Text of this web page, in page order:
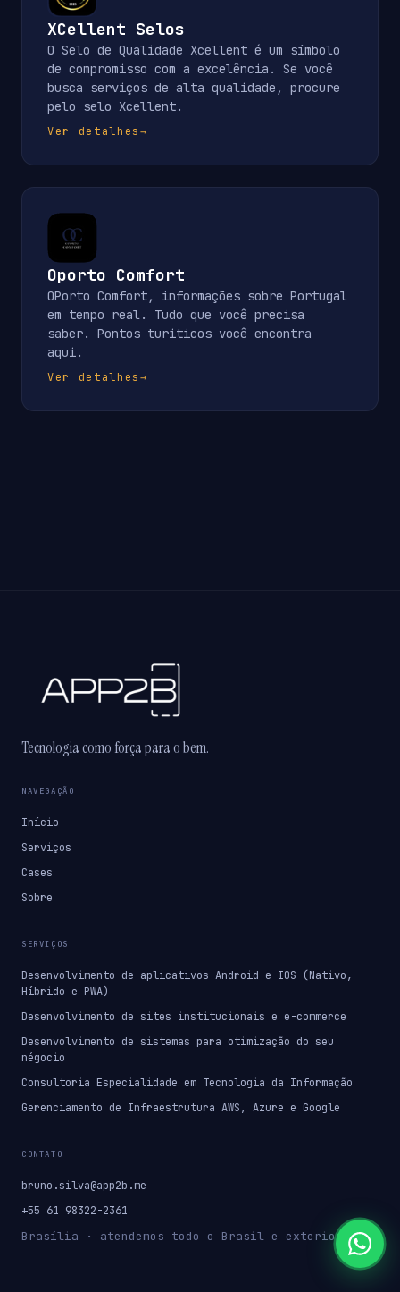
XCellent Selos
O Selo de Qualidade Xcellent é um símbolo
de compromisso com a excelência. Se você
busca serviços de alta qualidade, procure
pelo selo Xcellent.
Ver detalhes→
Oporto Comfort
OPorto Comfort, informações sobre Portugal
em tempo real. Tudo que você precisa
saber. Pontos turiticos você encontra
aqui.
Ver detalhes→
Tecnologia como força para o bem.
NAVEGAÇÃO
Início
Serviços
Cases
Sobre
SERVIÇOS
Desenvolvimento de aplicativos Android e IOS (Nativo,
Híbrido e PWA)
Desenvolvimento de sites institucionais e e-commerce
Desenvolvimento de sistemas para otimização do seu
négocio
Consultoria Especialidade em Tecnologia da Informação
Gerenciamento de Infraestrutura AWS, Azure e Google
CONTATO
bruno.silva@app2b.me
+55 61 98322-2361
Brasília · atendemos todo o Brasil e exterior